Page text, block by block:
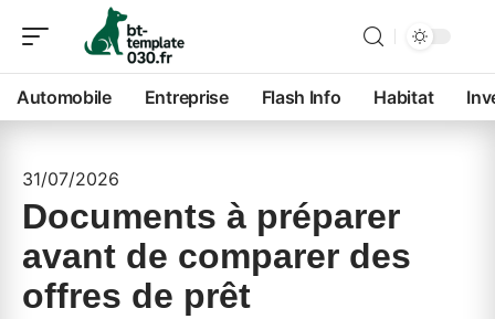
Automobile Entreprise Flash Info Habitat
31/07/2026
Documents à préparer
avant de comparer des
offres de prêt